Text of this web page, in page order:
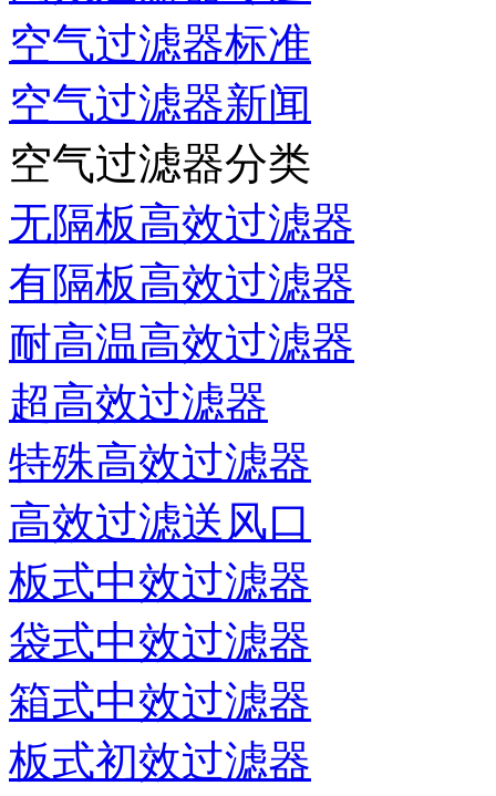
空气过滤器标准
空气过滤器新闻
空气过滤器分类
无隔板高效过滤器
有隔板高效过滤器
耐高温高效过滤器
超高效过滤器
特殊高效过滤器
高效过滤送风口
板式中效过滤器
袋式中效过滤器
箱式中效过滤器
板式初效过滤器